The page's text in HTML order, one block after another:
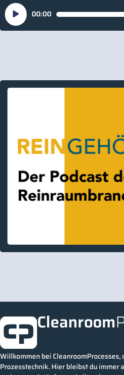
Audio-
Player 00:00
Cleanroom
Willkommen bei
Prozesstechnik. Hier bleibst du immer